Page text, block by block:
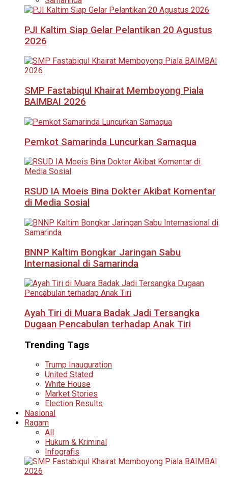
PJI Kaltim Siap Gelar Pelantikan 20 Agustus
2026
SMP Fastabiqul Khairat Memboyong Piala
BAIMBAI 2026
Pemkot Samarinda Luncurkan Samaqua
RSUD IA Moeis Bina Dokter Akibat Komentar
di Media Sosial
BNNP Kaltim Bongkar Jaringan Sabu
Internasional di Samarinda
Ayah Tiri di Muara Badak Jadi Tersangka
Dugaan Pencabulan terhadap Anak Tiri
Trending Tags
Trump Inauguration
United Stated
White House
Market Stories
Election Results
Nasional
Ragam
All
Hukum & Kriminal
Infografis